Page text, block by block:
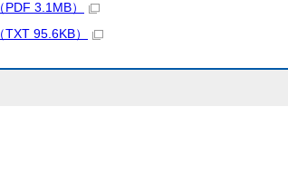
3.1MB）
95.6KB）